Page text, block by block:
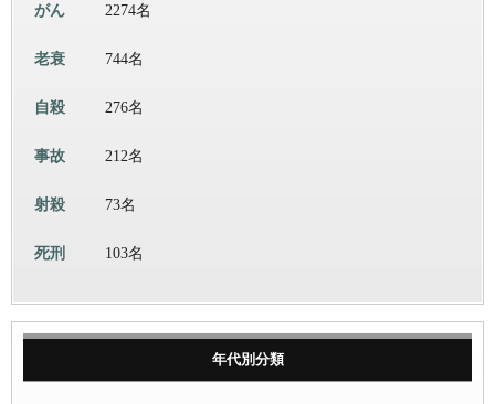
がん 2274名
老衰 744名
自殺 276名
事故 212名
射殺 73名
死刑 103名
年代別分類